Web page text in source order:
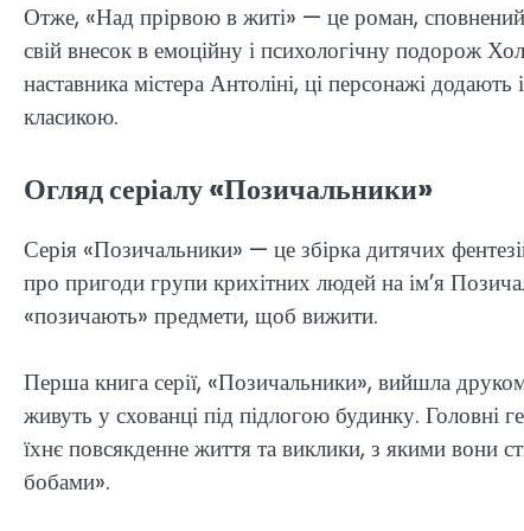
Отже, «Над прірвою в житі» — це роман,
свій внесок в емоційну і психологічну подорож
наставника містера Антоліні, ці персонажі
класикою.
Огляд серіалу «Позичальники»
Серія «Позичальники» — це збірка дитячих
про пригоди групи крихітних людей на ім’я
«позичають» предмети, щоб вижити.
Перша книга серії, «Позичальники», вийшла
живуть у схованці під підлогою будинку. Головні
їхнє повсякденне життя та виклики, з якими вони
бобами».